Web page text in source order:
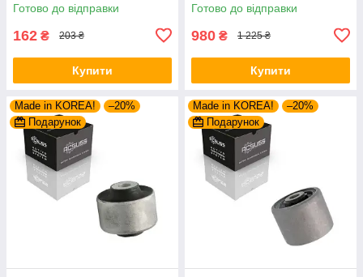
JBU138 , TD1062W
Готово до відправки
162 ₴ 203 ₴
Купити
37807 , JBU645 ,
Готово до відправки
980 ₴ 1 225 ₴
Купити
Made in KOREA!
–20%
Подарунок
Made in KOREA!
–20%
Подарунок